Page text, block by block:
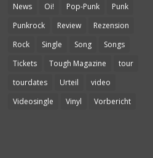
News
Oi! Pop-Punk
Punk
Punkrock
Review
Rezension
Rock
Single Song
Songs
Tickets
Tough Magazine
tour
tourdates
Urteil
video
Videosingle
Vinyl Vorbericht